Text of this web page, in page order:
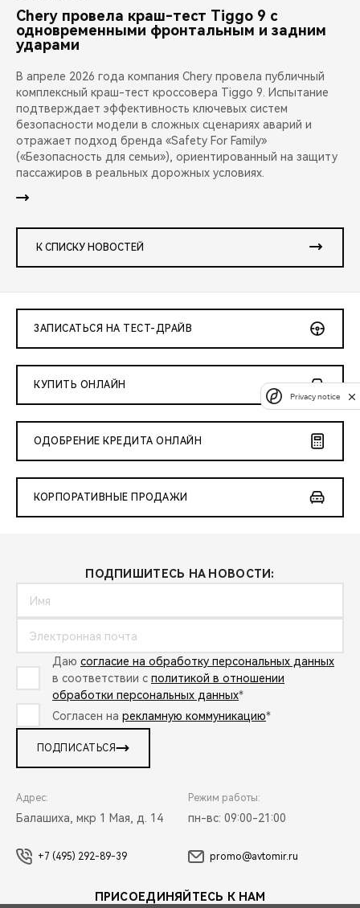
Chery провела краш-тест Tiggo 9 с
одновременными фронтальным и задним
ударами
В апреле 2026 года компания Chery провела публичный
комплексный краш-тест кроссовера Tiggo 9. Испытание
подтверждает эффективность ключевых систем
безопасности модели в сложных сценариях аварий и
отражает подход бренда «Safety For Family»
(«Безопасность для семьи»), ориентированный на защиту
пассажиров в реальных дорожных условиях.
К СПИСКУ НОВОСТЕЙ
ЗАПИСАТЬСЯ НА ТЕСТ-ДРАЙВ
КУПИТЬ ОНЛАЙН
ОДОБРЕНИЕ КРЕДИТА ОНЛАЙН
КОРПОРАТИВНЫЕ ПРОДАЖИ
ПОДПИШИТЕСЬ НА НОВОСТИ:
Даю согласие на обработку персональных данных
в соответствии с политикой в отношении
обработки персональных данных*
Согласен на рекламную коммуникацию*
ПОДПИСАТЬСЯ
Адрес:
Балашиха, мкр 1 Мая, д. 14
Режим работы:
пн-вс: 09:00-21:00
+7 (495) 292-89-39 promo@avtomir.ru
ПРИСОЕДИНЯЙТЕСЬ К НАМ
Privacy notice